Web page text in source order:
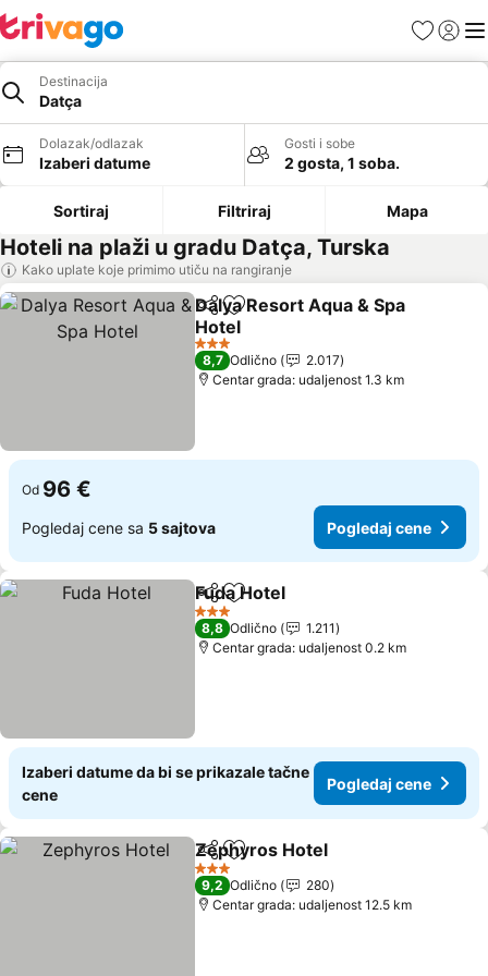
FavoritiPrijavi
Destinacija
Datça
Dolazak/odlazak
Izaberi datume
Gosti i sobe
2 gosta, 1 soba.
Sortiraj Filtriraj Mapa
Hoteli na plaži u gradu Datça, Turska
Kako uplate koje primimo utiču na rangiranje
Deli Dodati u favorite
Dalya Resort Aqua & Spa
Hotel
Pogledaj cene
3 Zvezdice
8,7 Odlično
2.017
Centar grada: udaljenost 1.3 km
Od 96 €
Pogledaj cene sa 5 sajtova Pogledaj cene
Deli Dodati u favorite
Fuda Hotel
3 Zvezdice
8,8 Odlično
1.211
Centar grada: udaljenost 0.2 km
Izaberi datume da bi se prikazale tačne
cene
Pogledaj cene
Deli Dodati u favorite
Zephyros Hotel
3 Zvezdice
9,2 Odlično
280
Centar grada: udaljenost 12.5 km